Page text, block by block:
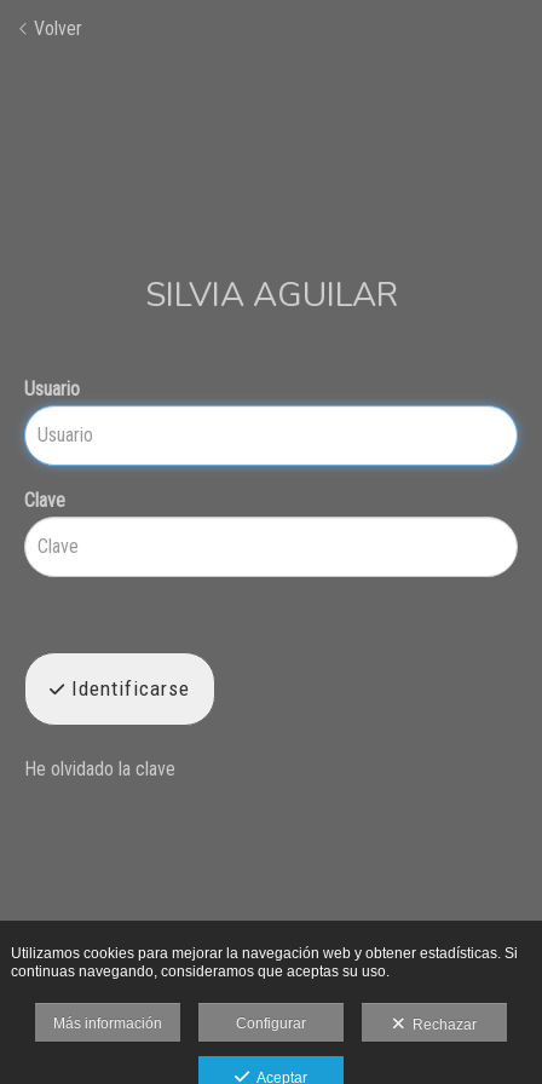
Volver
SILVIA AGUILAR
Usuario
Clave
Identificarse
He olvidado la clave
Utilizamos cookies para mejorar la navegación web y obtener estadísticas. Si
continuas navegando, consideramos que aceptas su uso.
Más información Configurar Rechazar
Aceptar